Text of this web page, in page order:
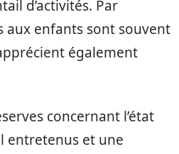
d’activités. Par
aux enfants sont souvent
également
concernant l’état
entretenus et une